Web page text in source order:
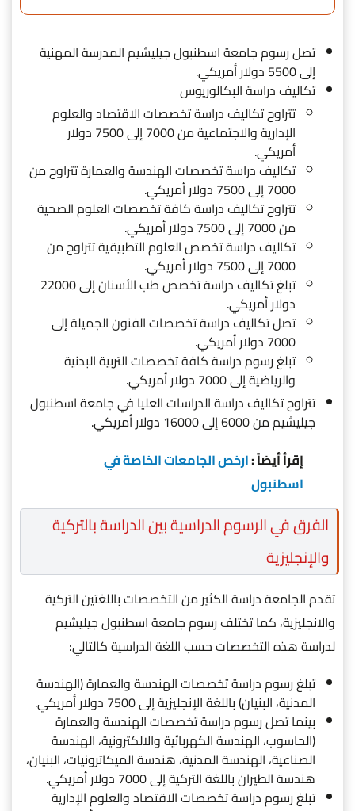
تصل رسوم جامعة اسطنبول جيليشيم المدرسة المهنية
إلى 5500 دولار أمريكي.
تكاليف دراسة البكالوريوس
تتراوح تكاليف دراسة تخصصات الاقتصاد والعلوم
الإدارية والاجتماعية من 7000 إلى 7500 دولار
أمريكي.
تكاليف دراسة تخصصات الهندسة والعمارة تتراوح من
7000 إلى 7500 دولار أمريكي.
تتراوح تكاليف دراسة كافة تخصصات العلوم الصحية
من 7000 إلى 7500 دولار أمريكي.
تكاليف دراسة تخصص العلوم التطبيقية تتراوح من
7000 إلى 7500 دولار أمريكي.
تبلغ تكاليف دراسة تخصص طب الأسنان إلى 22000
دولار أمريكي.
تصل تكاليف دراسة تخصصات الفنون الجميلة إلى
7000 دولار أمريكي.
تبلغ رسوم دراسة كافة تخصصات التربية البدنية
والرياضية إلى 7000 دولار أمريكي.
تتراوح تكاليف دراسة الدراسات العليا في جامعة اسطنبول
جيليشيم من 6000 إلى 16000 دولار أمريكي.
إقرأ أيضاً :ارخص الجامعات الخاصة في
اسطنبول
الفرق في الرسوم الدراسية بين الدراسة بالتركية
والإنجليزية
تقدم الجامعة دراسة الكثير من التخصصات باللغتين التركية
والانجليزية، كما تختلف رسوم جامعة اسطنبول جيليشيم
لدراسة هذه التخصصات حسب اللغة الدراسية كالتالي:
تبلغ رسوم دراسة تخصصات الهندسة والعمارة (الهندسة
المدنية، البنيان) باللغة الإنجليزية إلى 7500 دولار أمريكي.
بينما تصل رسوم دراسة تخصصات الهندسة والعمارة
(الحاسوب، الهندسة الكهربائية والالكترونية، الهندسة
الصناعية، الهندسة المدنية، هندسة الميكاترونيات، البنيان،
هندسة الطيران باللغة التركية إلى 7000 دولار أمريكي.
تبلغ رسوم دراسة تخصصات الاقتصاد والعلوم الإدارية